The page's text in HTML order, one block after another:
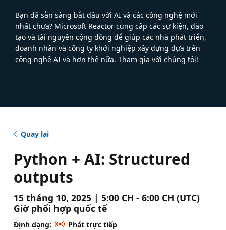
Bạn đã sẵn sàng bắt đầu với AI và các công nghệ mới
nhất chưa? Microsoft Reactor cung cấp các sự kiện, đào
tạo và tài nguyên cộng đồng để giúp các nhà phát triển,
doanh nhân và công ty khởi nghiệp xây dựng dựa trên
công nghệ AI và hơn thế nữa. Tham gia với chúng tôi!
Quay lại
Python + AI: Structured
outputs
15 tháng 10, 2025 | 5:00 CH - 6:00 CH (UTC)
Giờ phối hợp quốc tế
Định dạng:
Phát trực tiếp